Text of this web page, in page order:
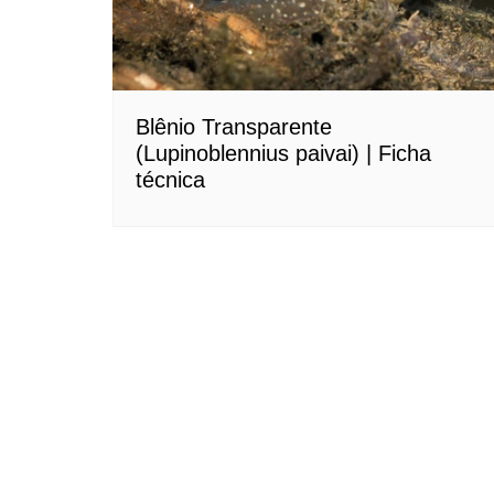
Blênio Transparente
(Lupinoblennius paivai) | Ficha
técnica